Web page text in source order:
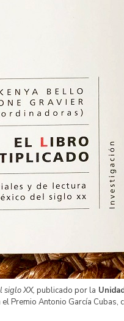
siglo XX, publicado por la
el Premio Antonio García